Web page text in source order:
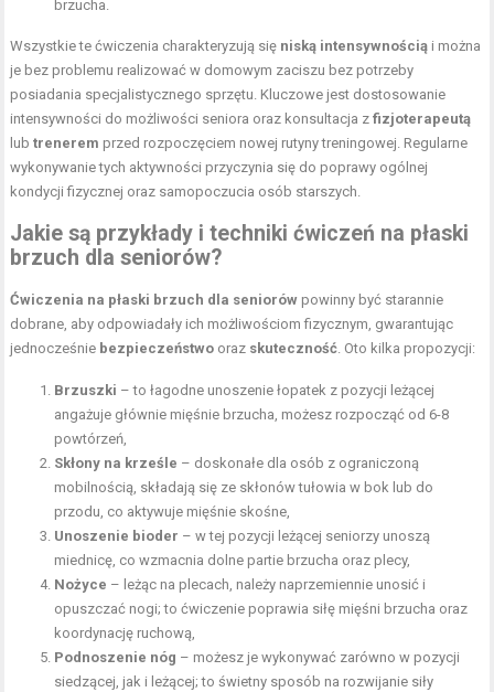
brzucha.
Wszystkie te ćwiczenia charakteryzują się niską intensywnością i można
je bez problemu realizować w domowym zaciszu bez potrzeby
posiadania specjalistycznego sprzętu. Kluczowe jest dostosowanie
intensywności do możliwości seniora oraz konsultacja zfizjoterapeutą
lubtrenerem przed rozpoczęciem nowej rutyny treningowej. Regularne
wykonywanie tych aktywności przyczynia się do poprawy ogólnej
kondycji fizycznej oraz samopoczucia osób starszych.
Jakie są przykłady i techniki ćwiczeń na płaski
brzuch dla seniorów?
Ćwiczenia na płaski brzuch dla seniorów powinny być starannie
dobrane, aby odpowiadały ich możliwościom fizycznym, gwarantując
jednocześnie bezpieczeństwo oraz skuteczność. Oto kilka propozycji:
Brzuszki – to łagodne unoszenie łopatek z pozycji leżącej
angażuje głównie mięśnie brzucha, możesz rozpocząć od 6-8
powtórzeń,
Skłony na krześle – doskonałe dla osób z ograniczoną
mobilnością, składają się ze skłonów tułowia w bok lub do
przodu, co aktywuje mięśnie skośne,
Unoszenie bioder – w tej pozycji leżącej seniorzy unoszą
miednicę, co wzmacnia dolne partie brzucha oraz plecy,
Nożyce – leżąc na plecach, należy naprzemiennie unosić i
opuszczać nogi; to ćwiczenie poprawia siłę mięśni brzucha oraz
koordynację ruchową,
Podnoszenie nóg – możesz je wykonywać zarówno w pozycji
siedzącej, jak i leżącej; to świetny sposób na rozwijanie siły